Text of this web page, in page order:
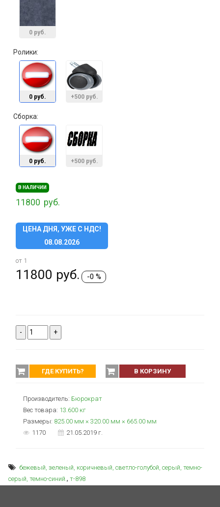
0 руб.
Ролики:
0 руб. +500 руб.
Сборка:
0 руб. +500 руб.
В НАЛИЧИИ
11800 руб.
ЦЕНА ДНЯ, УЖЕ С НДС!
08.08.2026
от 1
11800 руб. -0 %
- +
ГДЕ КУПИТЬ? В КОРЗИНУ
Производитель: Бюрократ
Вес товара: 13.600 кг
Размеры: 825.00 мм × 320.00 мм × 665.00 мм
1170
21.05.2019 г.
бежевый, зеленый, коричневый, светло-голубой, серый, темно-
серый, темно-синий., т-898